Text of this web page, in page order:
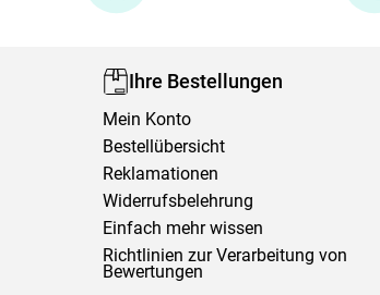
Ihre Bestellungen
Mein Konto
Bestellübersicht
Reklamationen
Widerrufsbelehrung
Einfach mehr wissen
Richtlinien zur Verarbeitung von
Bewertungen